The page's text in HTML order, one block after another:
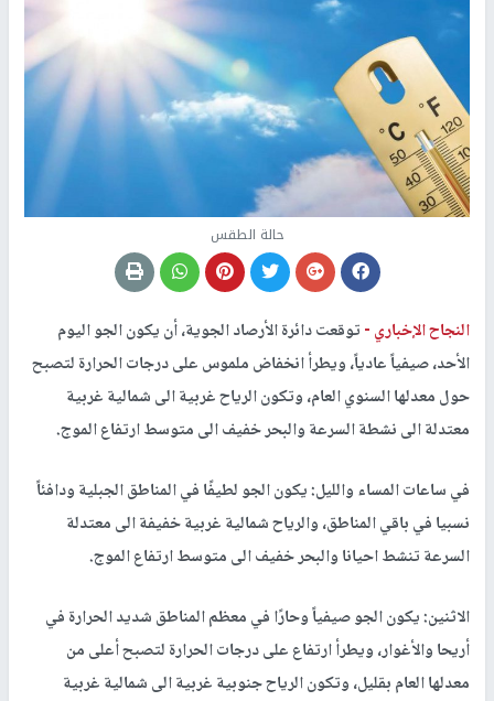
حالة الطقس
النجاح الإخباري -توقعت دائرة الأرصاد الجوية، أن يكون الجو اليوم
الأحد، صيفياً عادياً، ويطرأ انخفاض ملموس على درجات الحرارة لتصبح
حول معدلها السنوي العام، وتكون الرياح غربية الى شمالية غربية
معتدلة الى نشطة السرعة والبحر خفيف الى متوسط ارتفاع الموج.
في ساعات المساء والليل: يكون الجو لطيفًا في المناطق الجبلية ودافئاً
نسبيا في باقي المناطق، والرياح شمالية غربية خفيفة الى معتدلة
السرعة تنشط احيانا والبحر خفيف الى متوسط ارتفاع الموج.
الاثنين: يكون الجو صيفياً وحارًا في معظم المناطق شديد الحرارة في
أريحا والأغوار، ويطرأ ارتفاع على درجات الحرارة لتصبح أعلى من
معدلها العام بقليل، وتكون الرياح جنوبية غربية الى شمالية غربية